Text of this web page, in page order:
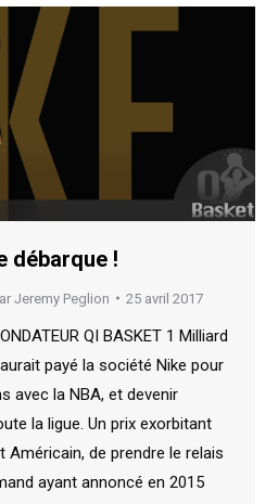
débarque !
Jeremy Peglion 25 avril 2017
QI BASKET 1 Milliard
payé la société Nike pour
avec la NBA, et devenir
la ligue. Un prix exorbitant
Américain, de prendre le relais
ayant annoncé en 2015